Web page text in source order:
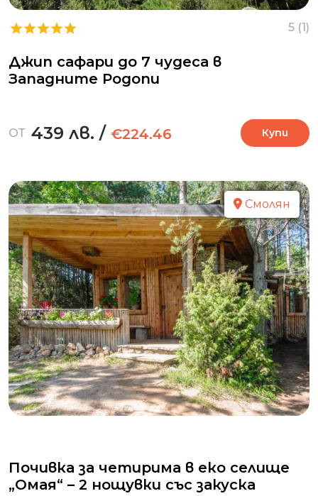
5 (1)
Джип сафари до 7 чудеса в
Западните Родопи
ОТ 439 лв. / €224.46 Купи
Смолян
Почивка за четирима в еко селище
„Омая“ – 2 нощувки със закуска